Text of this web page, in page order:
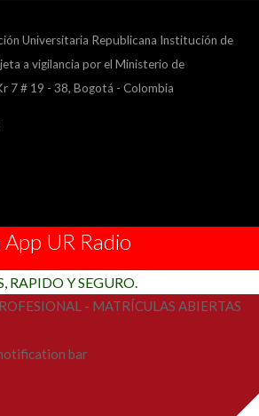
Universitaria Republicana Institución de
a vigilancia por el Ministerio de
7 # 19 - 38, Bogotá - Colombia
UR Radio
RAPIDO Y SEGURO.
- MATRÍCULAS ABIERTAS
bar